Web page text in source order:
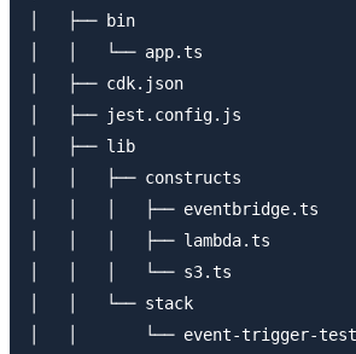
│   ├── bin
│   │   └── app.ts
│   ├── cdk.json
│   ├── jest.config.js
│   ├── lib
│   │   ├── constructs
│   │   │   ├── eventbridge.ts
│   │   │   ├── lambda.ts
│   │   │   └── s3.ts
│   │   └── stack
│   │       └── event-trigger-